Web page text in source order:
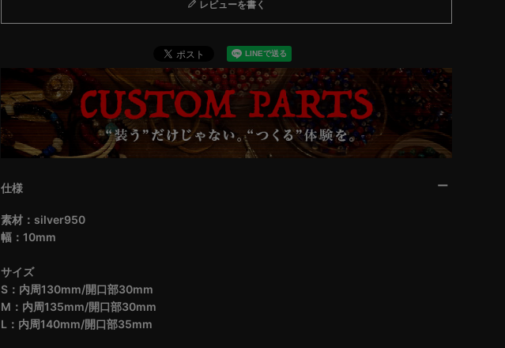
レビューを書く
仕様
素材：silver950
幅：10mm
サイズ
S：内周130mm/開口部30mm
M：内周135mm/開口部30mm
L：内周140mm/開口部35mm